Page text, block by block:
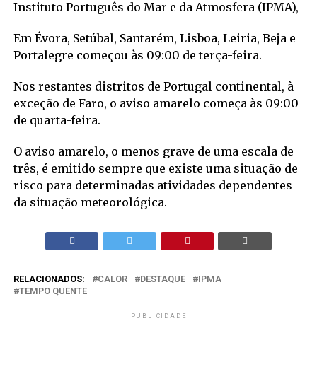
Instituto Português do Mar e da Atmosfera (IPMA),
Em Évora, Setúbal, Santarém, Lisboa, Leiria, Beja e
Portalegre começou às 09:00 de terça-feira.
Nos restantes distritos de Portugal continental, à
exceção de Faro, o aviso amarelo começa às 09:00
de quarta-feira.
O aviso amarelo, o menos grave de uma escala de
três, é emitido sempre que existe uma situação de
risco para determinadas atividades dependentes
da situação meteorológica.
RELACIONADOS: CALOR DESTAQUE
IPMA
TEMPO QUENTE
PUBLICIDADE